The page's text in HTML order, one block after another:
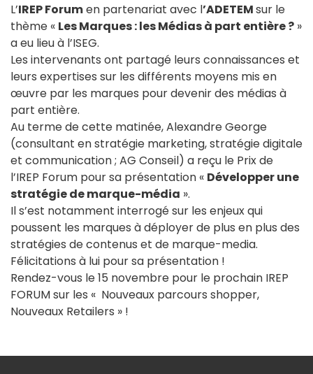
L’IREP Forumen partenariat avec l’ADETEMsur le
thème « Les Marques : les Médias à part entière ? »
a eu lieu à l’ISEG.
Les intervenants ont partagé leurs connaissances et
leurs expertises sur les différents moyens mis en
œuvre par les marques pour devenir des médias à
part entière.
Au terme de cette matinée, Alexandre George
(consultant en stratégie marketing, stratégie digitale
et communication ; AG Conseil) a reçu le Prix de
l’IREP Forum pour sa présentation « Développer une
stratégie de marque-média ».
Il s’est notamment interrogé sur les enjeux qui
poussent les marques à déployer de plus en plus des
stratégies de contenus et de marque-media.
Félicitations à lui pour sa présentation !
Rendez-vous le 15 novembre pour le prochain IREP
FORUM sur les « Nouveaux parcours shopper,
Nouveaux Retailers » !